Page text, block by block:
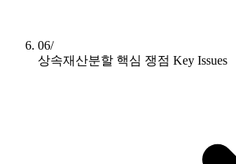
06/
상속재산분할 핵심 쟁점 Key Issues